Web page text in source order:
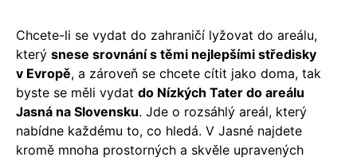
Chcete-li se vydat do zahraničí lyžovat do areálu,
který snese srovnání s těmi nejlepšími středisky
v Evropě, a zároveň se chcete cítit jako doma, tak
byste se měli vydat do Nízkých Tater do areálu
Jasná na Slovensku. Jde o rozsáhlý areál, který
nabídne každému to, co hledá. V Jasné najdete
kromě mnoha prostorných a skvěle upravených